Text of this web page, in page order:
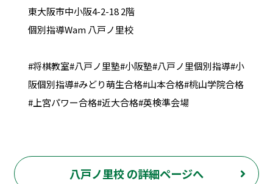
東大阪市中小阪4-2-18 2階
個別指導Wam 八戸ノ里校
#将棋教室#八戸ノ里塾#小阪塾#八戸ノ里個別指導#小
阪個別指導#みどり萌生合格#山本合格#桃山学院合格
#上宮パワー合格#近大合格#英検準会場
八戸ノ里校 の詳細ページへ